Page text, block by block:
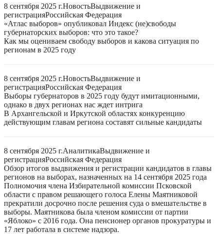
8 сентября 2025 г.НовостьВыдвижение и
регистрацияРоссийская Федерация
«Атлас выборов» опубликовал Индекс (не)свободы
губернаторских выборов: что это такое?
Как мы оцениваем свободу выборов и какова ситуация по
регионам в 2025 году
8 сентября 2025 г.НовостьВыдвижение и
регистрацияРоссийская Федерация
Выборы губернаторов в 2025 году будут имитационными,
однако в двух регионах нас ждет интрига
В Архангельской и Иркутской областях конкуренцию
действующим главам региона составят сильные кандидаты
8 сентября 2025 г.АналитикаВыдвижение и
регистрацияРоссийская Федерация
Обзор итогов выдвижения и регистрации кандидатов в главы
регионов на выборах, назначенных на 14 сентября 2025 года
Полномочия члена Избирательной комиссии Псковской
области с правом решающего голоса Елены Маятниковой
прекратили досрочно после решения суда о вмешательстве в
выборы. Маятникова была членом комиссии от партии
«Яблоко» с 2016 года. Она пенсионер органов прокуратуры и
17 лет работала в системе надзора.